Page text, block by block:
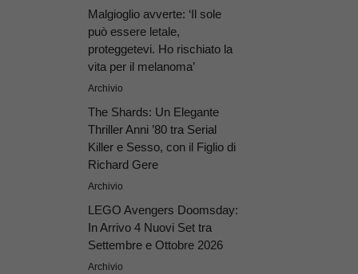
Malgioglio avverte: ‘Il sole
può essere letale,
proteggetevi. Ho rischiato la
vita per il melanoma’
Archivio
The Shards: Un Elegante
Thriller Anni ’80 tra Serial
Killer e Sesso, con il Figlio di
Richard Gere
Archivio
LEGO Avengers Doomsday:
In Arrivo 4 Nuovi Set tra
Settembre e Ottobre 2026
Archivio